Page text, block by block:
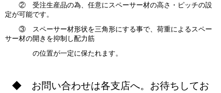
② 受注生産品の為、任意にスペーサー材の高さ・ピッチの設
定が可能です。
③ スペーサー材形状を三角形にする事で、荷重によるスペー
サー材の開きを抑制し配力筋
の位置が一定に保たれます。
◆ お問い合わせは各支店へ。お待ちしてお